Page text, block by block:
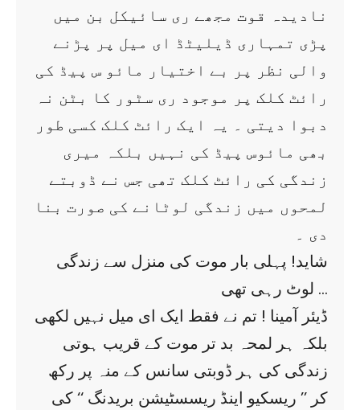
نادیدہ قوت مجھے ری سائیکل بن میں
پڑی تمہاری ڈیلیٹڈ ای میل پر پڑنے
والی نظر پر بے اختیار مائو س پیڈ کی
رائٹ کلک پر موجود ری سٹور کا بٹن نہ
دبوا دیتی ۔ یہ ایک رائٹ کلک کسی طور
بھی مائوس پیڈ کی نہیں بلکہ میری
زندگی کی رائٹ کلک تھی جس نے ڈوبتے
لمحوں میں زندگی لوٹانے کی صورت بنا
دی ۔
شاید! پہلی بار موت کی منزل سے زندگی
لوٹ رہی تھی …
ڈیئر آمینا ! تم نے فقط ایک ای میل نہیں لکھی
بلکہ ہر لمحہ بد تر موت کے قریب ہوتی
زندگی کی ہر ڈوبتی سانس کے منہ پر رکھ
کر ’’ ریسکیو اینڈ ریسسٹیشن بریدنگ ‘‘ کی